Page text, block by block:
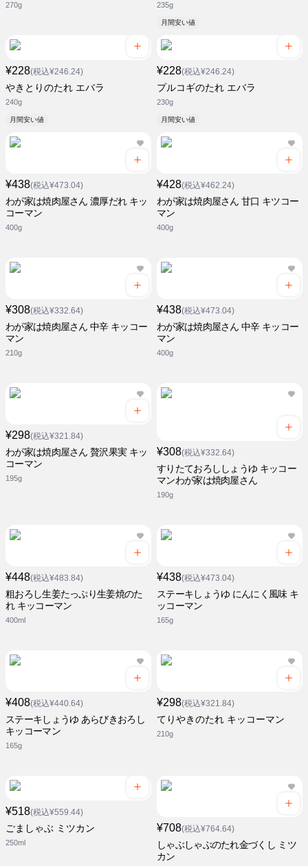
270g 235g
月間安い値
¥228(税込¥246.24)
やきとりのたれ エバラ
240g
月間安い値
¥228(税込¥246.24)
プルコギのたれ エバラ
230g
月間安い値
¥438(税込¥473.04)
わが家は焼肉屋さん 濃厚だれ キッ
コーマン
400g
¥428(税込¥462.24)
わが家は焼肉屋さん 甘口 キツコー
マン
400g
¥308(税込¥332.64)
わが家は焼肉屋さん 中辛 キッコー
マン
210g
¥438(税込¥473.04)
わが家は焼肉屋さん 中辛 キッコー
マン
400g
¥298(税込¥321.84)
わが家は焼肉屋さん 贅沢果実 キッ
コーマン
195g
¥308(税込¥332.64)
すりたておろししょうゆ キッコー
マンわが家は焼肉屋さん
190g
¥448(税込¥483.84)
粗おろし生姜たっぷり生姜焼のた
れ キッコーマン
400ml
¥438(税込¥473.04)
ステーキしょうゆ にんにく風味 キ
ッコーマン
165g
¥408(税込¥440.64)
ステーキしょうゆ あらびきおろし
キッコーマン
165g
¥298(税込¥321.84)
てりやきのたれ キッコーマン
210g
¥518(税込¥559.44)
ごましゃぶ ミツカン
250ml
¥708(税込¥764.64)
しゃぶしゃぶのたれ金づくし ミツ
カン